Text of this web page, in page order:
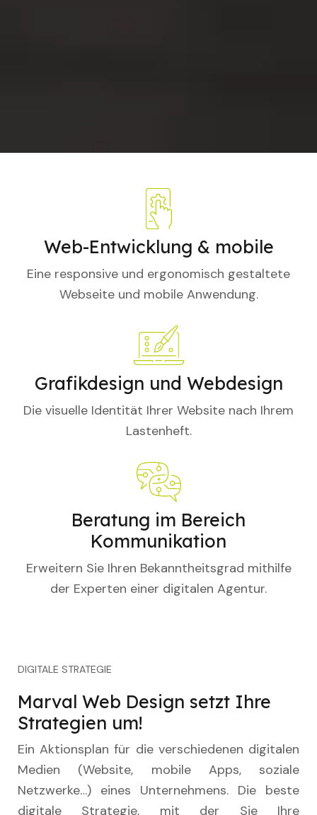
Web-Entwicklung & mobile
Eine responsive und ergonomisch gestaltete
Webseite und mobile Anwendung.
Grafikdesign und Webdesign
Die visuelle Identität Ihrer Website nach Ihrem
Lastenheft.
Beratung im Bereich
Kommunikation
Erweitern Sie Ihren Bekanntheitsgrad mithilfe
der Experten einer digitalen Agentur.
DIGITALE STRATEGIE
Marval Web Design setzt Ihre
Strategien um!
Ein Aktionsplan für die verschiedenen digitalen
Medien (Website, mobile Apps, soziale
Netzwerke…) eines Unternehmens. Die beste
digitale Strategie, mit der Sie Ihre